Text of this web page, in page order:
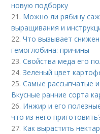
новую подборку
21. Можно ли рябину
выращивания и
22.Что вызывает
гемоглобина: причины
23.Свойства меда его
24.Зеленый цвет
25.Самые рассыпчатые
Вкусные ранние сорта
26. Инжир и его
что из него
27. Как вырастить